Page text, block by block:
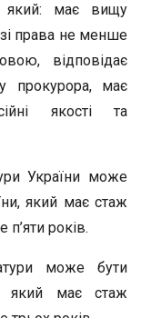
який: має вищу
права не менше
відповідає
прокурора, має
якості та
України може
який має стаж
років.
може бути
який має стаж